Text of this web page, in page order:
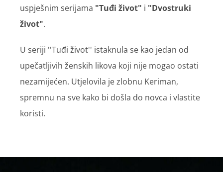
uspješnim serijama "Tuđi život" i "Dvostruki
život".
U seriji ''Tuđi život'' istaknula se kao jedan od
upečatljivih ženskih likova koji nije mogao ostati
nezamijećen. Utjelovila je zlobnu Keriman,
spremnu na sve kako bi došla do novca i vlastite
koristi.